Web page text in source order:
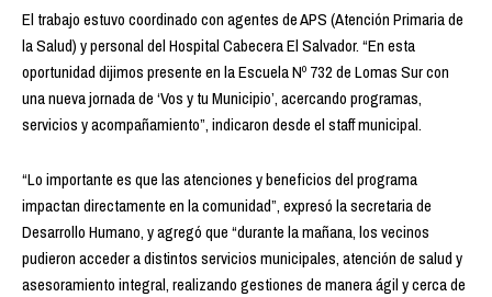
El trabajo estuvo coordinado con agentes de APS (Atención Primaria de
la Salud) y personal del Hospital Cabecera El Salvador. “En esta
oportunidad dijimos presente en la Escuela Nº 732 de Lomas Sur con
una nueva jornada de ‘Vos y tu Municipio’, acercando programas,
servicios y acompañamiento”, indicaron desde el staff municipal.
“Lo importante es que las atenciones y beneficios del programa
impactan directamente en la comunidad”, expresó la secretaria de
Desarrollo Humano, y agregó que “durante la mañana, los vecinos
pudieron acceder a distintos servicios municipales, atención de salud y
asesoramiento integral, realizando gestiones de manera ágil y cerca de